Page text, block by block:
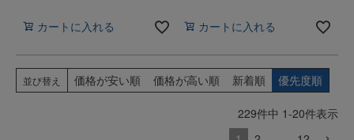
カートに入れる
カートに入れる
並び替え 価格が安い順 価格が高い順 新着順 優先度順
229件中 1-20件表示